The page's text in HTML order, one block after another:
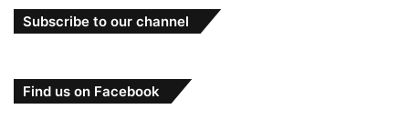
Subscribe to our channel
Find us on Facebook